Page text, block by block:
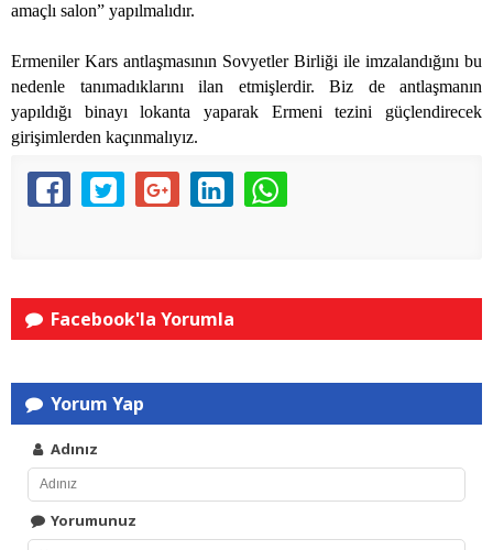
amaçlı salon” yapılmalıdır.
Ermeniler Kars antlaşmasının Sovyetler Birliği ile imzalandığını bu
nedenle tanımadıklarını ilan etmişlerdir. Biz de antlaşmanın
yapıldığı binayı lokanta yaparak Ermeni tezini güçlendirecek
girişimlerden kaçınmalıyız.
Facebook'la Yorumla
Yorum Yap
Adınız
Yorumunuz